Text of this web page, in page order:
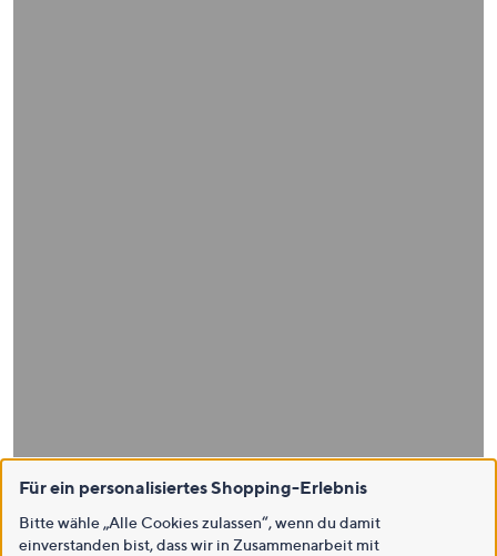
Für ein personalisiertes Shopping-Erlebnis
Bitte wähle „Alle Cookies zulassen“, wenn du damit
einverstanden bist, dass wir in Zusammenarbeit mit